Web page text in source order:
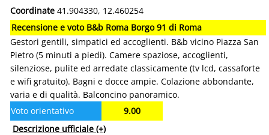
Coordinate 41.904330, 12.460254
Recensione e voto B&b Roma Borgo 91 di Roma
Gestori gentili, simpatici ed accoglienti. B&b vicino Piazza San
Pietro (5 minuti a piedi). Camere spaziose, accoglienti,
silenziose, pulite ed arredate classicamente (tv lcd, cassaforte
e wifi gratuito). Bagni e docce ampie. Colazione abbondante,
varia e di qualità. Balconcino panoramico.
Voto orientativo
9.00
Descrizione ufficiale (+)